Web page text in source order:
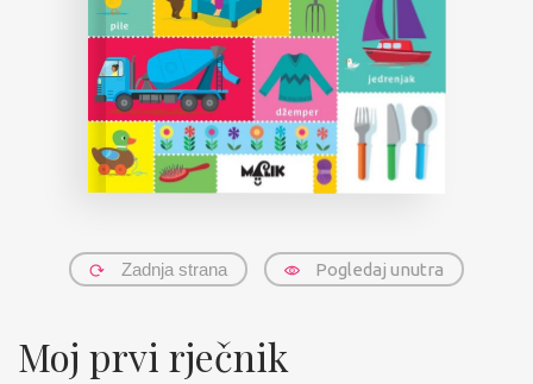
Zadnja strana Pogledaj unutra
Moj prvi rječnik